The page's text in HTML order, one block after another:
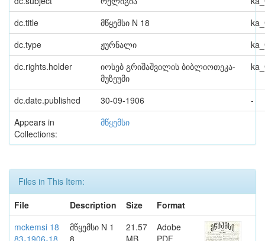
dc.title
მწყემსი N 18
dc.type
ჟურნალი
dc.rights.holder
იოსებ გრიშაშვილის ბიბლიოთეკა-
მუზეუმი
dc.date.published 30-09-1906
-
Appears in
Collections:
მწყემსი
Files in This Item:
File
Description Size
Format
mckemsi 18
83-1906-18.
მწყემსი N 1
8
21.57
MB
Adobe
PDF